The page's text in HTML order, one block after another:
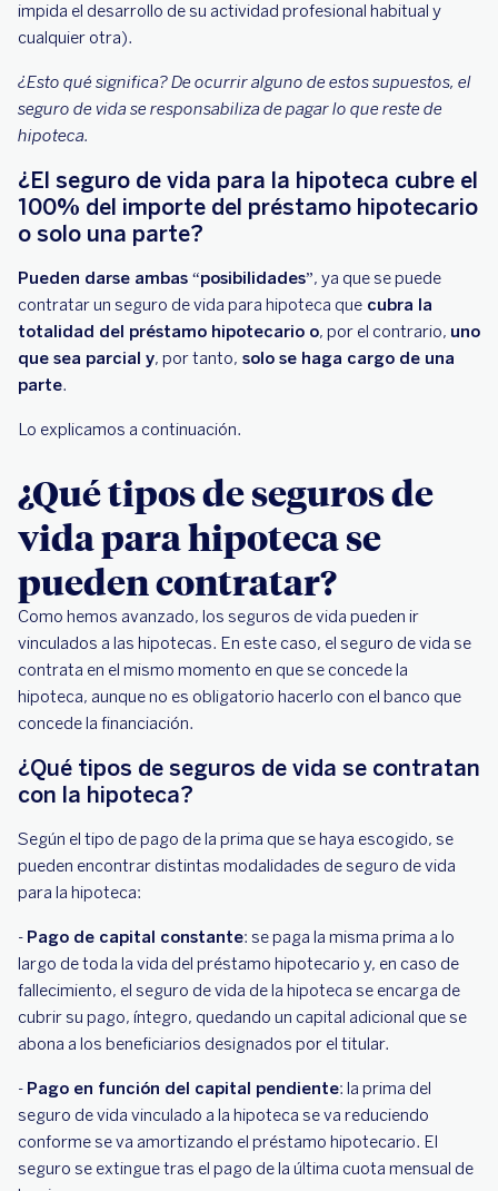
impida el desarrollo de su actividad profesional habitual y
cualquier otra).
¿Esto qué significa? De ocurrir alguno de estos supuestos, el
seguro de vida se responsabiliza de pagar lo que reste de
hipoteca.
¿El seguro de vida para la hipoteca cubre el
100% del importe del préstamo hipotecario
o solo una parte?
Pueden darse ambas “posibilidades”, ya que se puede
contratar un seguro de vida para hipoteca que cubra la
totalidad del préstamo hipotecario o, por el contrario, uno
que sea parcial y, por tanto, solo se haga cargo de una
parte.
Lo explicamos a continuación.
¿Qué tipos de seguros de
vida para hipoteca se
pueden contratar?
Como hemos avanzado, los seguros de vida pueden ir
vinculados a las hipotecas. En este caso, el seguro de vida se
contrata en el mismo momento en que se concede la
hipoteca, aunque no es obligatorio hacerlo con el banco que
concede la financiación.
¿Qué tipos de seguros de vida se contratan
con la hipoteca?
Según el tipo de pago de la prima que se haya escogido, se
pueden encontrar distintas modalidades de seguro de vida
para la hipoteca:
- Pago de capital constante: se paga la misma prima a lo
largo de toda la vida del préstamo hipotecario y, en caso de
fallecimiento, el seguro de vida de la hipoteca se encarga de
cubrir su pago, íntegro, quedando un capital adicional que se
abona a los beneficiarios designados por el titular.
- Pago en función del capital pendiente: la prima del
seguro de vida vinculado a la hipoteca se va reduciendo
conforme se va amortizando el préstamo hipotecario. El
seguro se extingue tras el pago de la última cuota mensual de